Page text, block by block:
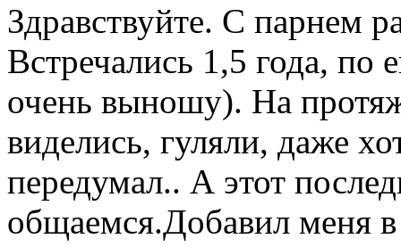
Здравствуйте. С парнем
Встречались 1,5 года, по
очень выношу). На
виделись, гуляли, даже
передумал.. А этот
общаемся.Добавил меня